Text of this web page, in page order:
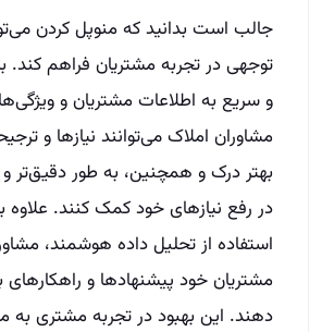
جالب است بدانید که منوپل کردن
توجهی در تجربه مشتریان فراهم کند.
و سریع به اطلاعات مشتریان و
مشاوران املاک می‌توانند نیازها و
بهتر درک و همچنین، به طور دقیق‌تر و
در رفع نیازهای خود کمک کنند. علاوه
استفاده از تحلیل داده هوشمند،
مشتریان خود پیشنهادها و راهکارهای
دهند. این بهبود در تجربه مشتری به